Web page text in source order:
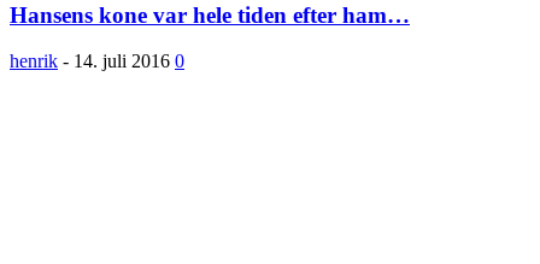
Hansens kone var hele tiden efter ham…
henrik - 14. juli 2016 0